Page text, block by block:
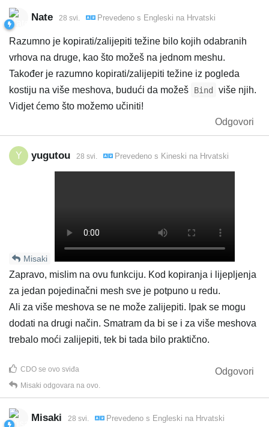
Nate 28 svi. Prevedeno s Engleski na Hrvatski
Razumno je kopirati/zalijepiti težine bilo kojih odabranih
vrhova na druge, kao što možeš na jednom meshu.
Također je razumno kopirati/zalijepiti težine iz pogleda
kostiju na više meshova, budući da možeš
Bind
više njih.
Vidjet ćemo što možemo učiniti!
Odgovori
Y yugutou 28 svi. Prevedeno s Kineski na Hrvatski
Misaki
Zapravo, mislim na ovu funkciju. Kod kopiranja i lijepljenja
za jedan pojedinačni mesh sve je potpuno u redu.
Ali za više meshova se ne može zalijepiti. Ipak se mogu
dodati na drugi način. Smatram da bi se i za više meshova
trebalo moći zalijepiti, tek bi tada bilo praktično.
Odgovori
CDO se ovo sviđa
Misaki odgovara na ovo.
Misaki 28 svi. Prevedeno s Engleski na Hrvatski